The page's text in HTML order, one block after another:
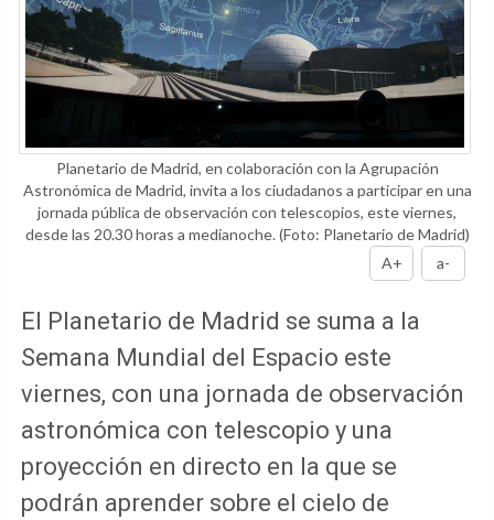
Planetario de Madrid, en colaboración con la Agrupación
Astronómica de Madrid, invita a los ciudadanos a participar en una
jornada pública de observación con telescopios, este viernes,
desde las 20.30 horas a medianoche.(Foto: Planetario de Madrid)
A+
a-
El Planetario de Madrid se suma a la
Semana Mundial del Espacio este
viernes, con una jornada de observación
astronómica con telescopio y una
proyección en directo en la que se
podrán aprender sobre el cielo de